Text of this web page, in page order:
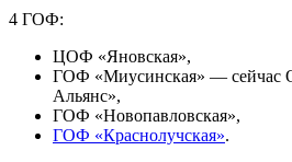
4 ГОФ:
ЦОФ «Яновская»,
ГОФ «Миусинская» — сейчас
Альянс»,
ГОФ «Новопавловская»,
ГОФ «Краснолучская».